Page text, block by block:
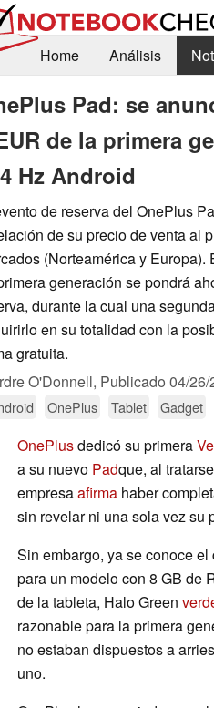
Home
Análisis
Pad: se
de la primera
Hz Android
de reserva del OnePlus
de su precio de venta al
(Norteamérica y
generación se pondrá
durante la cual una
en su totalidad con la
gratuita.
O'Donnell, Publicado 04/26/
OnePlus Tablet Gadget
OnePlusdedicó su primera
a su nuevo Padque, al
empresaafirma haber
sin revelar ni una sola vez su
Sin embargo, ya se conoce
para un modelo con 8 GB de
de la tableta, Halo Green
razonable para la primera
no estaban dispuestos a
uno.